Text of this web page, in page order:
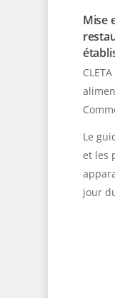
Mise
Le
et les
jour